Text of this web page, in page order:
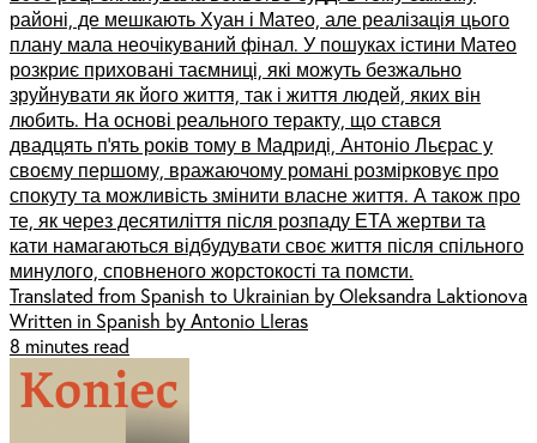
районі, де мешкають Хуан і Матео, але реалізація цього
плану мала неочікуваний фінал. У пошуках істини Матео
розкриє приховані таємниці, які можуть безжально
зруйнувати як його життя, так і життя людей, яких він
любить. На основі реального теракту, що стався
двадцять п’ять років тому в Мадриді, Антоніо Льєрас у
своєму першому, вражаючому романі розмірковує про
спокуту та можливість змінити власне життя. А також про
те, як через десятиліття після розпаду ЕТА жертви та
кати намагаються відбудувати своє життя після спільного
минулого, сповненого жорстокості та помсти.
Translated from Spanish to Ukrainian by Oleksandra Laktionova
Written in Spanish by Antonio Lleras
8 minutes read